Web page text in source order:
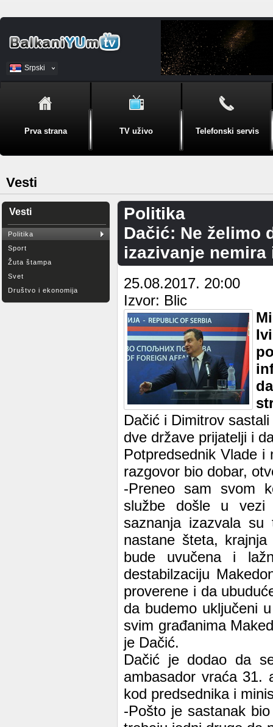
Srpski
BiH
Prva strana TV uživo Telefonski servis
Vesti
Vesti
Politika
Sport
Žuta štampa
Svet
Društvo i ekonomija
Politika
Dačić: Ne želimo
izazivanje
25.08.2017. 20:00
Izvor: Blic
Dačić i Dimitrov
dve države prijatelji i
Potpredsednik Vlade i
razgovor bio dobar,
-Preneo sam svom
službe došle u vezi
saznanja izazvala
nastane šteta,
bude uvučena i
destabilzaciju
proverene i da
da budemo uključeni
svim građanima
je Dačić.
Dačić je dodao da
ambasador vraća 31.
kod predsednika i
-Pošto je sastanak